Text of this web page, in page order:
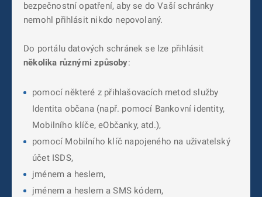
bezpečnostní opatření, aby se do Vaší schránky
nemohl přihlásit nikdo nepovolaný.
Do portálu datových schránek se lze přihlásit
několika různými způsoby:
pomocí některé z přihlašovacích metod služby
Identita občana (např. pomocí Bankovní identity,
Mobilního klíče, eObčanky, atd.),
pomocí Mobilního klíč napojeného na uživatelský
účet ISDS,
jménem a heslem,
jménem a heslem a SMS kódem,